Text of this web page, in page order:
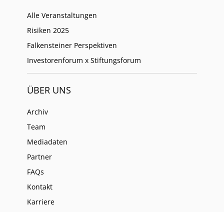
Alle Veranstaltungen
Risiken 2025
Falkensteiner Perspektiven
Investorenforum x Stiftungsforum
ÜBER UNS
Archiv
Team
Mediadaten
Partner
FAQs
Kontakt
Karriere